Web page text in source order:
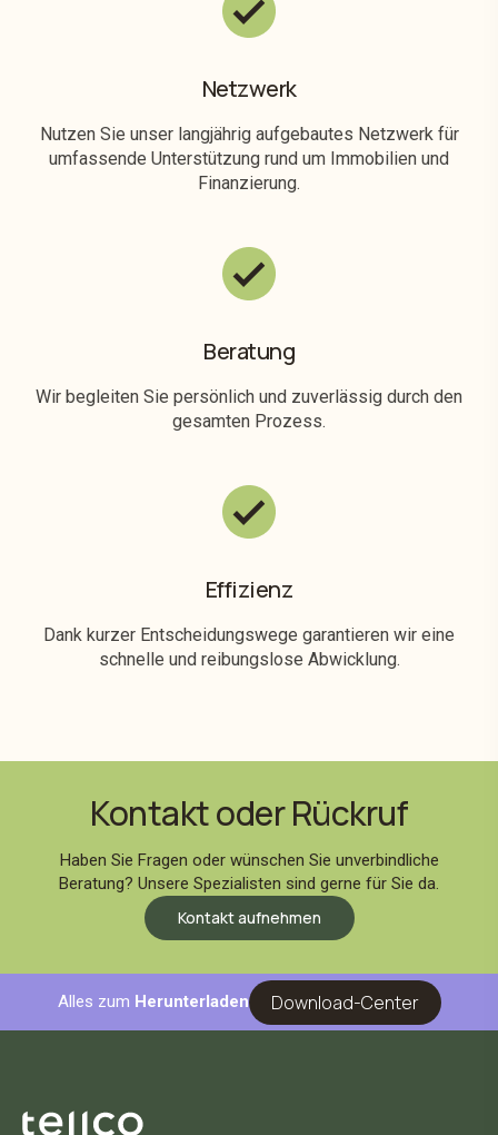
Netzwerk
Nutzen Sie unser langjährig aufgebautes Netzwerk für
umfassende Unterstützung rund um Immobilien und
Finanzierung.
Beratung
Wir begleiten Sie persönlich und zuverlässig durch den
gesamten Prozess.
Effizienz
Dank kurzer Entscheidungswege garantieren wir eine
schnelle und reibungslose Abwicklung.
Kontakt oder Rückruf
Haben Sie Fragen oder wünschen Sie unverbindliche
Beratung? Unsere Spezialisten sind gerne für Sie da.
Kontakt aufnehmen
Alles zum Herunterladen Download-Center